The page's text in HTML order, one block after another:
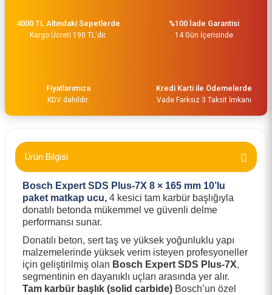
4000 TL Altındaki Sepetlerde
Kargo Ücreti 190 TL'dir.
%100 İade Garantisi
14 Gün İçerisinde
Fiyatlarımıza
KDV dahildir.
Kredi Karti ile Ödemelerde
Vade Farksız 3 Taksit İmkanı
Ürün Bilgisi
Bosch Expert SDS Plus‑7X 8 × 165 mm 10’lu
paket matkap ucu, 4 kesici tam karbür başlığıyla
donatılı betonda mükemmel ve güvenli delme
performansı sunar.
Donatılı beton, sert taş ve yüksek yoğunluklu yapı
malzemelerinde yüksek verim isteyen profesyoneller
için geliştirilmiş olan Bosch Expert SDS Plus‑7X,
segmentinin en dayanıklı uçları arasında yer alır.
Tam karbür başlık (solid carbide) Bosch’un özel